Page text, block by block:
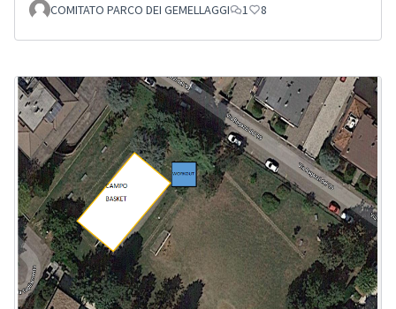
COMITATO PARCO DEI GEMELLAGGI
1 8